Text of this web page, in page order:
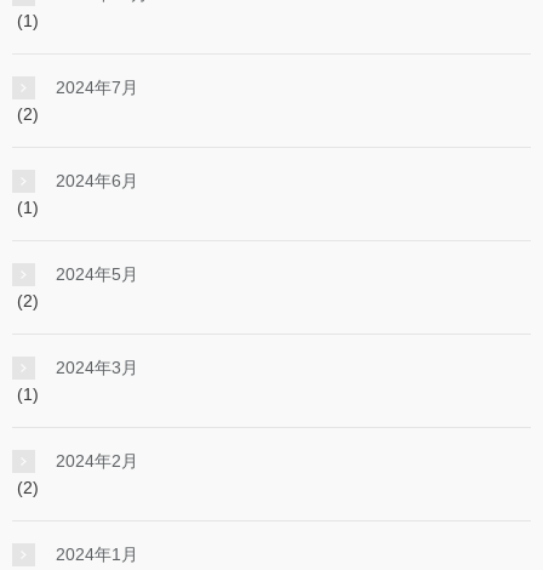
(1)
2024年7月
(2)
2024年6月
(1)
2024年5月
(2)
2024年3月
(1)
2024年2月
(2)
2024年1月